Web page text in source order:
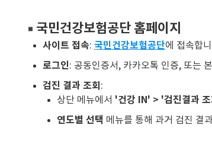
국민건강보험공단 홈페이지
사이트 접속: 국민건강보험공단에 접속합
로그인: 공동인증서, 카카오톡 인증, 또는
검진 결과 조회 :
상단 메뉴에서 '건강 IN' > '검진결과
연도별 선택 메뉴를 통해 과거 검진 결